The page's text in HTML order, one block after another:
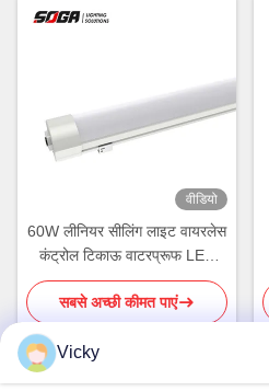
वीडियो
60W लीनियर सीलिंग लाइट वायरलेस
कंट्रोल टिकाऊ वाटरप्रूफ LED
लीनियर
सबसे अच्छी कीमत पाएं
Vicky